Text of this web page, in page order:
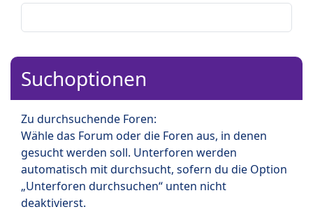
Suchoptionen
Zu durchsuchende Foren:
Wähle das Forum oder die Foren aus, in denen
gesucht werden soll. Unterforen werden
automatisch mit durchsucht, sofern du die Option
„Unterforen durchsuchen“ unten nicht
deaktivierst.